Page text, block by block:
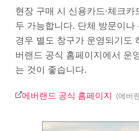
현장 구매 시 신용카드·체크카
두 가능합니다. 단체 방문이나
경우 별도 창구가 운영되기도
버랜드 공식 홈페이지에서 운
는 것이 좋습니다.
에버랜드 공식 홈페이지 에버